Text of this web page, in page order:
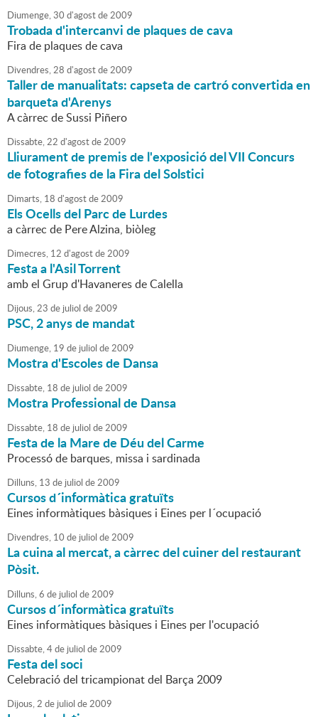
Diumenge,30 d'agostde2009
Trobada d'intercanvi de plaques de cava
Fira de plaques de cava
Divendres,28 d'agostde2009
Taller de manualitats: capseta de cartró convertida en
barqueta d'Arenys
A càrrec de Sussi Piñero
Dissabte,22 d'agostde2009
Lliurament de premis de l'exposició del VII Concurs
de fotografies de la Fira del Solstici
Dimarts, 18 d'agostde2009
Els Ocells del Parc de Lurdes
a càrrec de Pere Alzina, biòleg
Dimecres, 12 d'agostde2009
Festa a l'Asil Torrent
amb el Grup d'Havaneres de Calella
Dijous,23 de juliol de2009
PSC, 2 anys de mandat
Diumenge, 19 de juliol de2009
Mostra d'Escoles de Dansa
Dissabte, 18 de juliol de2009
Mostra Professional de Dansa
Dissabte, 18 de juliol de2009
Festa de la Mare de Déu del Carme
Processó de barques, missa i sardinada
Dilluns, 13 de juliol de2009
Cursos d´informàtica gratuïts
Eines informàtiques bàsiques i Eines per l´ocupació
Divendres, 10 de juliol de2009
La cuina al mercat, a càrrec del cuiner del restaurant
Pòsit.
Dilluns,6 de juliol de2009
Cursos d´informàtica gratuïts
Eines informàtiques bàsiques i Eines per l'ocupació
Dissabte,4de juliol de2009
Festa del soci
Celebració del tricampionat del Barça 2009
Dijous,2 de juliol de2009